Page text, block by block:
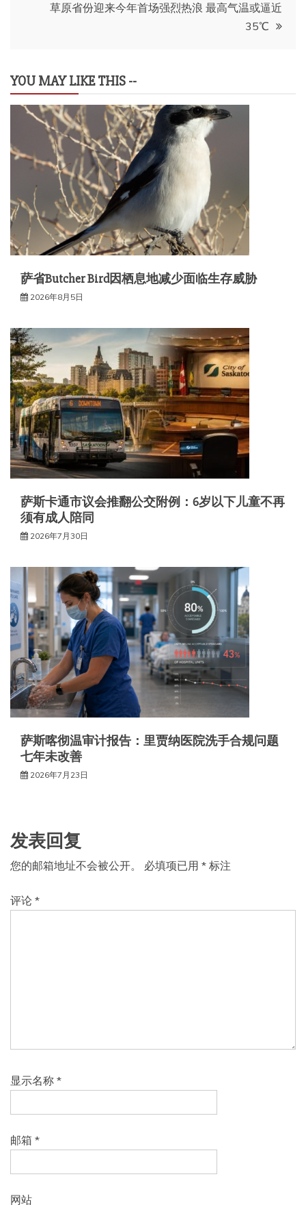
草原省份迎来今年首场强烈热浪 最高气温或逼近
35℃
YOU MAY LIKE THIS --
萨省Butcher Bird因栖息地减少面临生存威胁
2026年8月5日
萨斯卡通市议会推翻公交附例：6岁以下儿童不再
须有成人陪同
2026年7月30日
萨斯喀彻温审计报告：里贾纳医院洗手合规问题
七年未改善
2026年7月23日
发表回复
您的邮箱地址不会被公开。 必填项已用 * 标注
评论 *
显示名称 *
邮箱 *
网站